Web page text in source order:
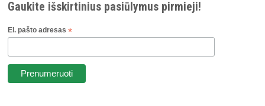
Gaukite išskirtinius pasiūlymus pirmieji!
El. pašto adresas*